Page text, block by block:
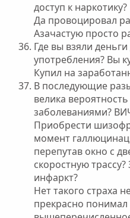
доступ к наркотику?
Да провоцировал
Азачастую просто
Где вы взяли
употребления? Вы
Купил на
В последующие
велика
заболеваниями?
Приобрести
момент
перепутав окно с
скоростную
инфаркт?
Нет такого страха
прекрасно понимал